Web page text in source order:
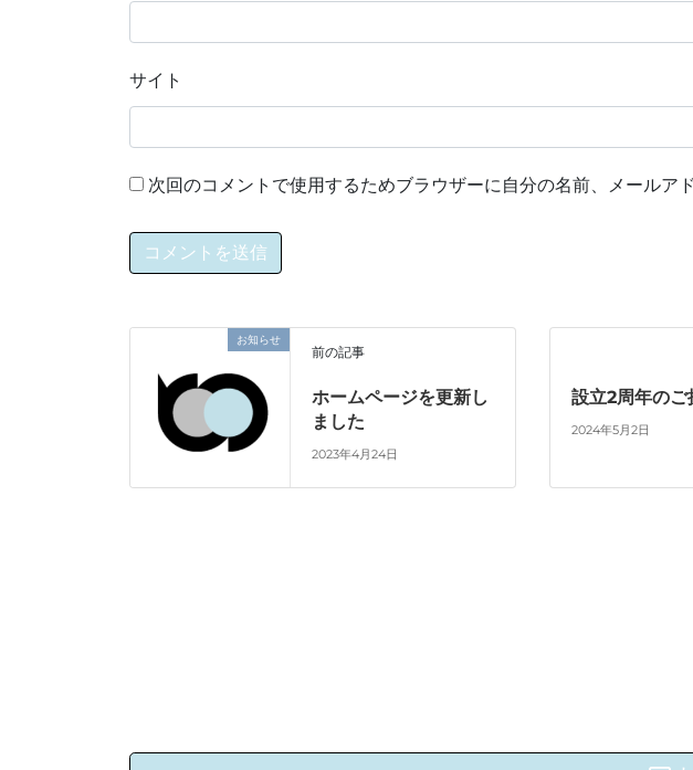
サイト
次回のコメントで使用するためブラウザーに自分の名前、メールア
お知らせ
前の記事
ホームページを更新し
ました
2023年4月24日
設立2周年のご
2024年5月2日